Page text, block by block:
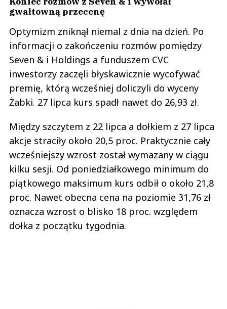
gwałtowną przecenę
Optymizm zniknął niemal z dnia na dzień. Po
informacji o zakończeniu rozmów pomiędzy
Seven & i Holdings a funduszem CVC
inwestorzy zaczęli błyskawicznie wycofywać
premię, którą wcześniej doliczyli do wyceny
Żabki. 27 lipca kurs spadł nawet do 26,93 zł.
Między szczytem z 22 lipca a dołkiem z 27 lipca
akcje straciły około 20,5 proc. Praktycznie cały
wcześniejszy wzrost został wymazany w ciągu
kilku sesji. Od poniedziałkowego minimum do
piątkowego maksimum kurs odbił o około 21,8
proc. Nawet obecna cena na poziomie 31,76 zł
oznacza wzrost o blisko 18 proc. względem
dołka z początku tygodnia.